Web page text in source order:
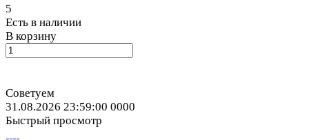
5
Есть в наличии
В корзину
Советуем
31.08.2026 23:59:00 0000
Быстрый просмотр